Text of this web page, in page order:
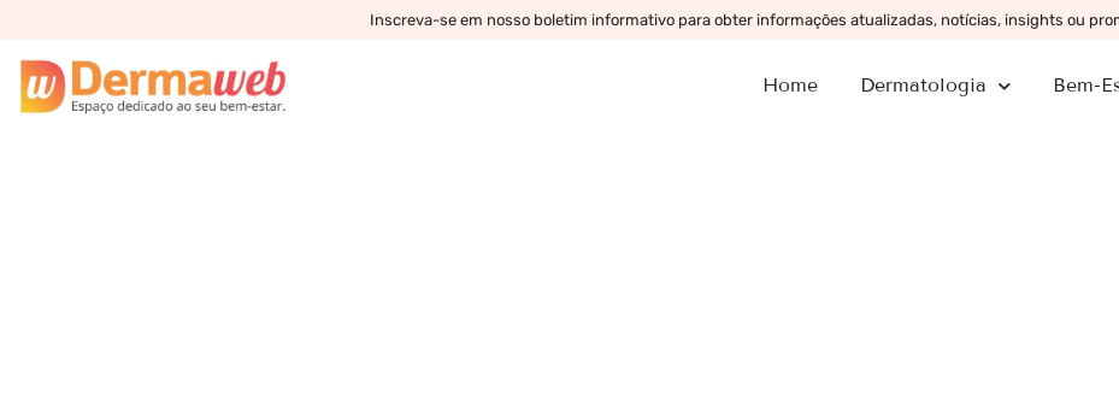
Inscreva-se em nosso boletim informativo para obter informações atualizadas, notícias, insights ou
Home Dermatologia Bem-